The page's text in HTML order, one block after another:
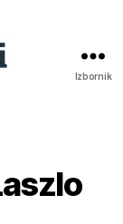
Izbornik